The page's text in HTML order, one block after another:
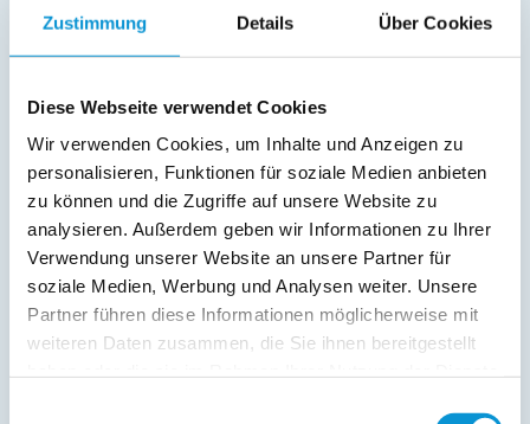
Zustimmung Details Über Cookies
Diese Webseite verwendet Cookies
Wir verwenden Cookies, um Inhalte und Anzeigen zu
personalisieren, Funktionen für soziale Medien anbieten
zu können und die Zugriffe auf unsere Website zu
analysieren. Außerdem geben wir Informationen zu Ihrer
Verwendung unserer Website an unsere Partner für
soziale Medien, Werbung und Analysen weiter. Unsere
Partner führen diese Informationen möglicherweise mit
weiteren Daten zusammen, die Sie ihnen bereitgestellt
Abstellraum
Handtücher inkl.
Verpflegung:
Beschreibung
Machen Sie es sich in der Ferienwohnung in Zingst richtig
gemütlich. Auf 54 m² ist hier alles auf wunderschönen